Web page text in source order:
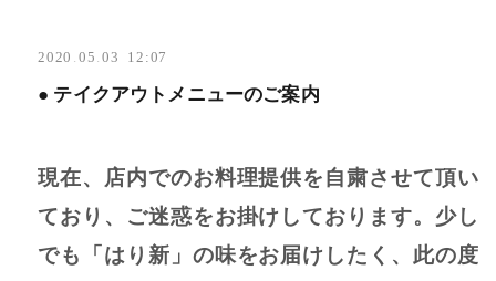
2020 . 05 . 03 12:07
● テイクアウトメニューのご案内
現在、店内でのお料理提供を自粛させて頂い
ており、ご迷惑をお掛けしております。少し
でも「はり新」の味をお届けしたく、此の度